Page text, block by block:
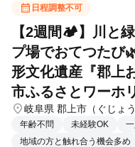
calendar_month 日程調整不可
【2週間🏕️】川と
プ場でおてつたび
形文化遺産『郡上
市ふるさとワーホ
location_on岐阜県 郡上市（ぐじょう
年齢不問 未経験OK
地域の方と触れ合う機会多め